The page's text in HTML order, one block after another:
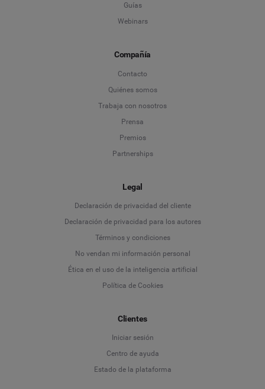
Guías
Webinars
Compañía
Contacto
Quiénes somos
Trabaja con nosotros
Prensa
Premios
Partnerships
Legal
Declaración de privacidad del cliente
Declaración de privacidad para los autores
Términos y condiciones
No vendan mi información personal
Ética en el uso de la inteligencia artificial
Política de Cookies
Clientes
Iniciar sesión
Centro de ayuda
Estado de la plataforma